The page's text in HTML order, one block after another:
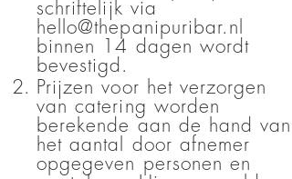
schriftelijk via
hello@thepanipuribar.nl
binnen 14 dagen wordt
bevestigd.
Prijzen voor het verzorgen
van catering worden
berekende aan de hand van
het aantal door afnemer
opgegeven personen en